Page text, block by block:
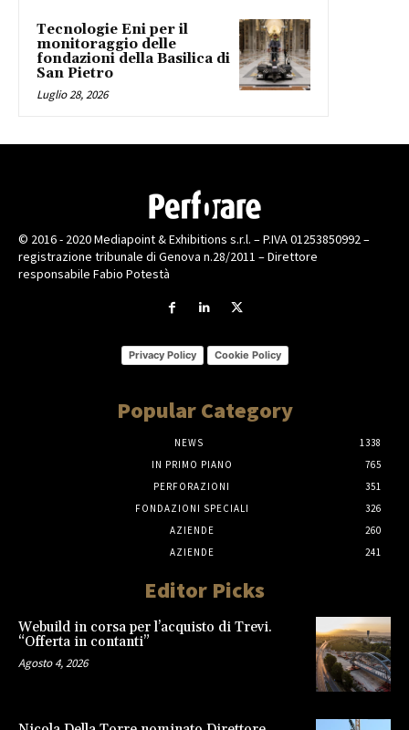
Tecnologie Eni per il
monitoraggio delle
fondazioni della Basilica di
San Pietro
Luglio 28, 2026
© 2016 - 2020 Mediapoint & Exhibitions s.r.l. – P.IVA 01253850992 –
registrazione tribunale di Genova n.28/2011 – Direttore
responsabile Fabio Potestà
Privacy Policy Cookie Policy
Popular Category
NEWS
1338
IN PRIMO PIANO
765
PERFORAZIONI
351
FONDAZIONI SPECIALI
326
AZIENDE
260
AZIENDE
241
Editor Picks
Webuild in corsa per l’acquisto di Trevi.
“Offerta in contanti”
Agosto 4, 2026